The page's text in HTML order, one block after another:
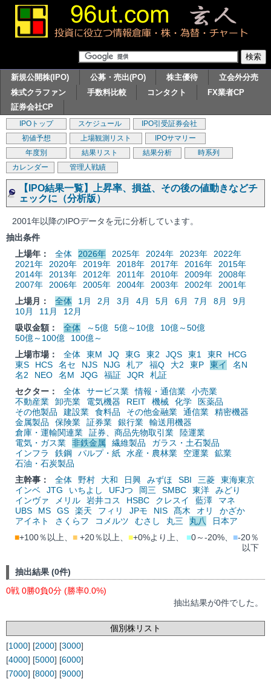
新規公開株(IPO) 公募・売出(PO) 株主優待
立会外分売
株式クラファン
手数料比較 コンタクト
FX業者CP
証券会社CP
IPOトップ スケジュール
IPO引受証券会社
初値予想
上場観測リスト
IPOサマリー
年度別
結果リスト 結果分析
時系列
カレンダー
管理人戦績
【IPO結果一覧】上昇率、損益、その後の値動きなどチ
ェックに（分析版）
2001年以降のIPOデータを元に分析しています。
抽出条件
上場年：
全体 2026年 2025年 2024年 2023年
2022年
2021年
2020年 2019年 2018年 2017年 2016年
2015年
2014年
2013年 2012年 2011年 2010年 2009年
2008年
2007年
2006年 2005年 2004年 2003年 2002年
2001年
上場月：
全体 1月 2月 3月 4月 5月 6月 7月 8月
9月
10月
11月
12月
吸収金額：
全体 ～5億 5億～10億
10億～50億
50億～100億
100億～
上場市場：
全体 東M JQ 東G 東2 JQS 東1 東R
HCG
東S
HCS 名セ NJS NJG 札ア 福Q 大2 東P 東イ
名N
名2
NEO 名M JQG 福証 JQR
札証
セクター：
全体 サービス業 情報・通信業
小売業
不動産業
卸売業 電気機器 REIT 機械 化学
医薬品
その他製品
建設業 食料品 その他金融業 通信業
精密機器
金属製品
保険業 証券業 銀行業
輸送用機器
倉庫・運輸関連業
証券、商品先物取引業
陸運業
電気・ガス業
非鉄金属 繊維製品
ガラス・土石製品
インフラ
鉄鋼 パルプ・紙 水産・農林業 空運業
鉱業
石油・石炭製品
主幹事：
全体 野村 大和 日興 みずほ SBI 三菱
東海東京
インベ
JTG いちよし UFJつ 岡三 SMBC 東洋
みどり
インヴァ
メリル 岩井コス HSBC クレスイ 藍澤
マネ
UBS
MS GS 楽天 フィリ JPモ NIS 髙木 オリ
かざか
アイネト
さくらフ コメルツ むさし 丸三 丸八
日本ア
■+100％以上、 ■ +20％以上、 ■+0%より上、 ■0～-20%、 ■-20％
以下
抽出結果 (0件)
0戦 0勝0負0分 (勝率0.0%)
抽出結果が0件でした。
個別株リスト
[1000] [2000] [3000]
[4000] [5000] [6000]
[7000] [8000] [9000]